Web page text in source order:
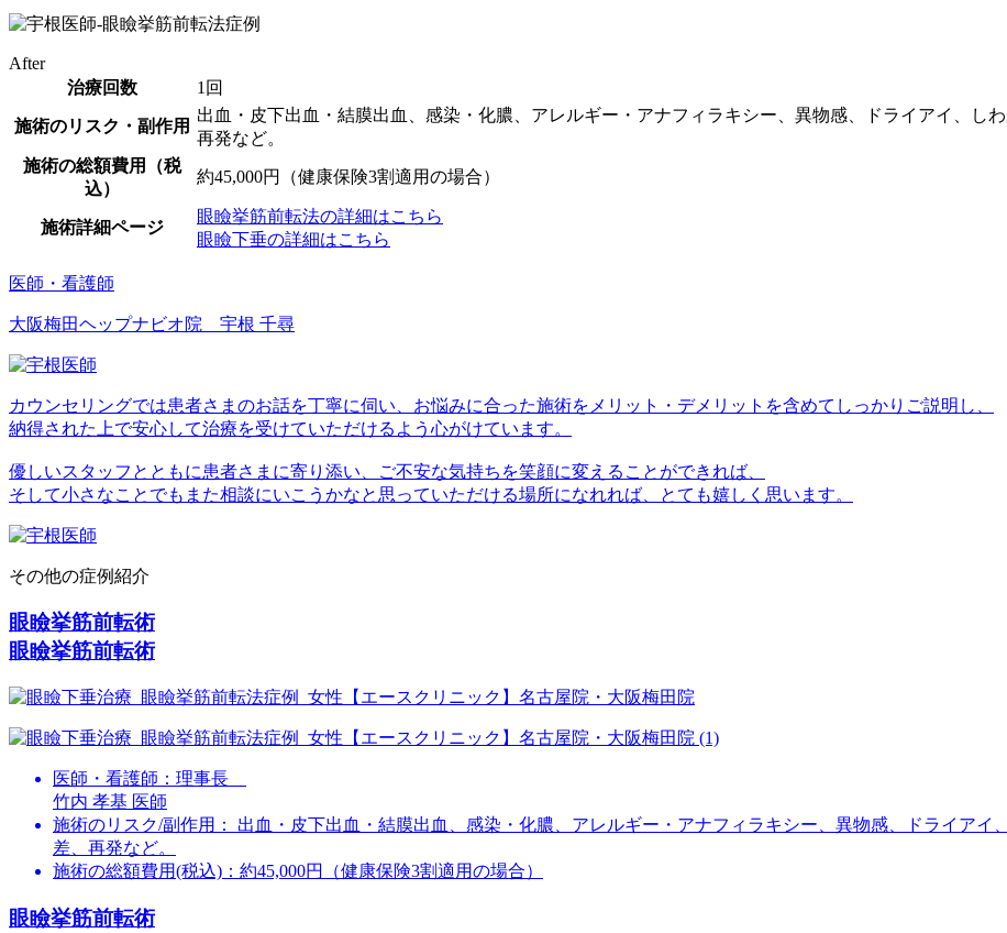
After
治療回数
1回
施術のリスク・副作用
出血・皮下出血・結膜出血、感染・化膿、アレルギー・アナフィラキシー、異物感、ドライアイ、し
再発など。
施術の総額費用（税
込）
約45,000円（健康保険3割適用の場合）
施術詳細ページ
眼瞼挙筋前転法の詳細はこちら
眼瞼下垂の詳細はこちら
医師・看護師
大阪梅田ヘップナビオ院 宇根 千尋
カウンセリングでは患者さまのお話を丁寧に伺い、お悩みに合った施術をメリット・デメリットを含めてしっかりご説明し、
納得された上で安心して治療を受けていただけるよう心がけています。
優しいスタッフとともに患者さまに寄り添い、ご不安な気持ちを笑顔に変えることができれば、
そして小さなことでもまた相談にいこうかなと思っていただける場所になれれば、とても嬉しく思います。
その他の症例紹介
眼瞼挙筋前転術
眼瞼挙筋前転術
医師・看護師： 理事長
竹内 孝基 医師
施術のリスク/副作用：
出血・皮下出血・結膜出血、感染・化膿、アレルギー・アナフィラキシー、異物感、ドライア
差、再発など。
施術の総額費用(税込)： 約45,000円（健康保険3割適用の場合）
眼瞼挙筋前転術